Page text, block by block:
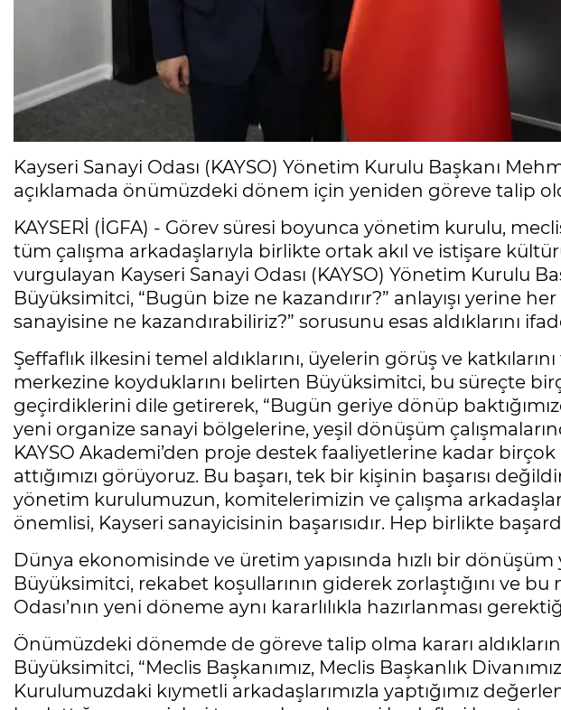
Kayseri Sanayi Odası (KAYSO) Yönetim Kurulu Başkanı
açıklamada önümüzdeki dönem için yeniden göreve talip
KAYSERİ (İGFA) - Görev süresi boyunca yönetim kurulu,
tüm çalışma arkadaşlarıyla birlikte ortak akıl ve istişare
vurgulayan Kayseri Sanayi Odası (KAYSO) Yönetim Kurulu
Büyüksimitci, “Bugün bize ne kazandırır?” anlayışı yerine
sanayisine ne kazandırabiliriz?” sorusunu esas aldıklarını
Şeffaflık ilkesini temel aldıklarını, üyelerin görüş ve
merkezine koyduklarını belirten Büyüksimitci, bu süreçte
geçirdiklerini dile getirerek, “Bugün geriye dönüp
yeni organize sanayi bölgelerine, yeşil dönüşüm
KAYSO Akademi’den proje destek faaliyetlerine kadar
attığımızı görüyoruz. Bu başarı, tek bir kişinin başarısı
yönetim kurulumuzun, komitelerimizin ve çalışma
önemlisi, Kayseri sanayicisinin başarısıdır. Hep birlikte
Dünya ekonomisinde ve üretim yapısında hızlı bir dönüşüm
Büyüksimitci, rekabet koşullarının giderek zorlaştığını ve
Odası’nın yeni döneme aynı kararlılıkla hazırlanması
Önümüzdeki dönemde de göreve talip olma kararı
Büyüksimitci, “Meclis Başkanımız, Meclis Başkanlık
Kurulumuzdaki kıymetli arkadaşlarımızla yaptığımız